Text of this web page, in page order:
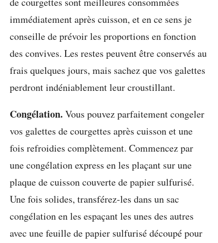
immédiatement après cuisson, et en ce sens je
conseille de prévoir les proportions en fonction
des convives. Les restes peuvent être conservés au
frais quelques jours, mais sachez que vos galettes
perdront indéniablement leur croustillant.
Congélation. Vous pouvez parfaitement congeler
vos galettes de courgettes après cuisson et une
fois refroidies complètement. Commencez par
une congélation express en les plaçant sur une
plaque de cuisson couverte de papier sulfurisé.
Une fois solides, transférez-les dans un sac
congélation en les espaçant les unes des autres
avec une feuille de papier sulfurisé découpé pour